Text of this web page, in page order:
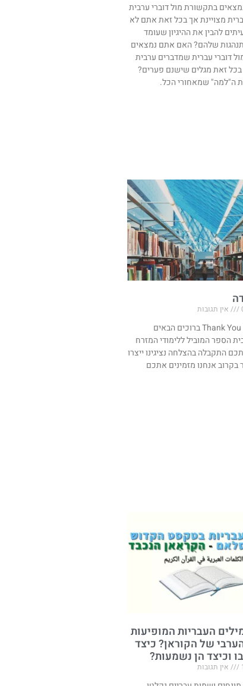
בתקשורת מול דוברי ערבית
מצויינת אך בכל זאת אתם לא
להבין את ההיגיון שעומד
שלהם? האם אתם נמצאים
דוברי עברית שמדברים ערבית
בכל זאת מגלים שישנם פערים?
ה"למה" שמאחורי הכל.
אין תגובות
תודה شكرًا Thank You ברוכים הבאים
הספר המוביל ללימודי המזרח
התקבלה בהצלחה נציגינו ייצרו
אנחנו מזמינים אתכם
העבריות המופיעות
של הקוראן? כיצד
וכיצד הן נשמעות?
אין תגובות